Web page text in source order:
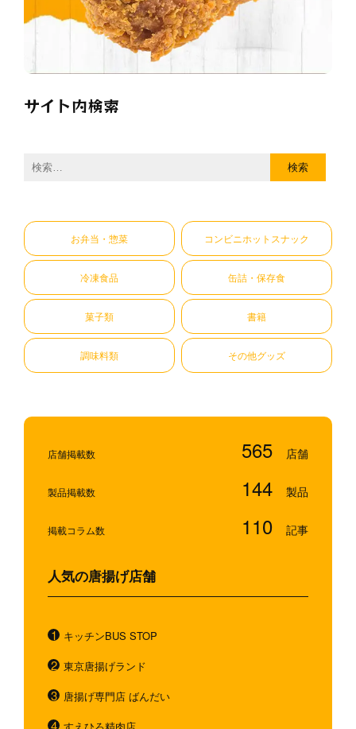
サイト内検索
検
お弁当・惣菜 コンビニホットスナック
冷凍食品 缶詰・保存食
菓子類 書籍
調味料類 その他グッズ
店舗掲載数 565
製品掲載数 144
掲載コラム数 110
人気の唐揚げ店舗
キッチンBUS STOP
東京唐揚げランド
唐揚げ専門店 ばんだい